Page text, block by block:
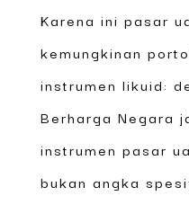
Karena ini pasar
kemungkinan
instrumen likuid:
Berharga Negara
instrumen pasar
bukan angka